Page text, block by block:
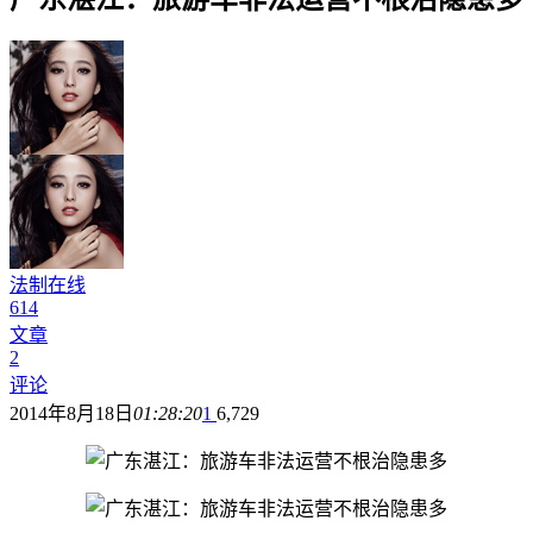
法制在线
614
文章
2
评论
2014年8月18日 01:28:201 6,729